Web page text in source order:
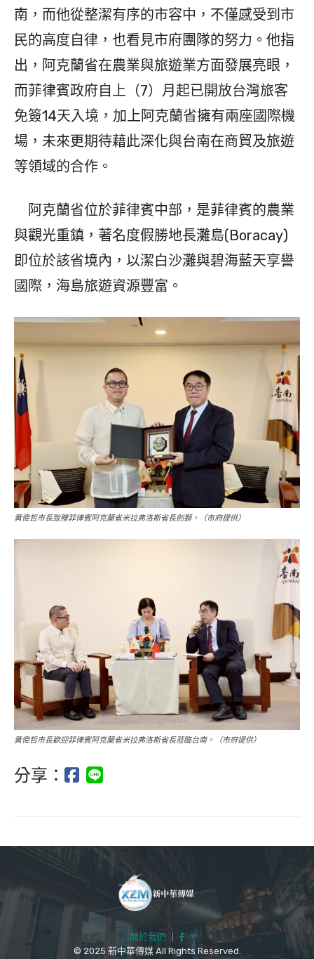
南，而他從整潔有序的市容中，不僅感受到市
民的高度自律，也看見市府團隊的努力。他指
出，阿克蘭省在農業與旅遊業方面發展亮眼，
而菲律賓政府自上（7）月起已開放台灣旅客
免簽14天入境，加上阿克蘭省擁有兩座國際機
場，未來更期待藉此深化與台南在商貿及旅遊
等領域的合作。
阿克蘭省位於菲律賓中部，是菲律賓的農業
與觀光重鎮，著名度假勝地長灘島(Boracay)
即位於該省境內，以潔白沙灘與碧海藍天享譽
國際，海島旅遊資源豐富。
黃偉哲市長致贈菲律賓阿克蘭省米拉弗洛斯省長劍獅。（市府提供）
黃偉哲市長歡迎菲律賓阿克蘭省米拉弗洛斯省長蒞臨台南。（市府提供）
分享：
關於我們
｜
© 2025 新中華傳媒 All Rights Reserved.